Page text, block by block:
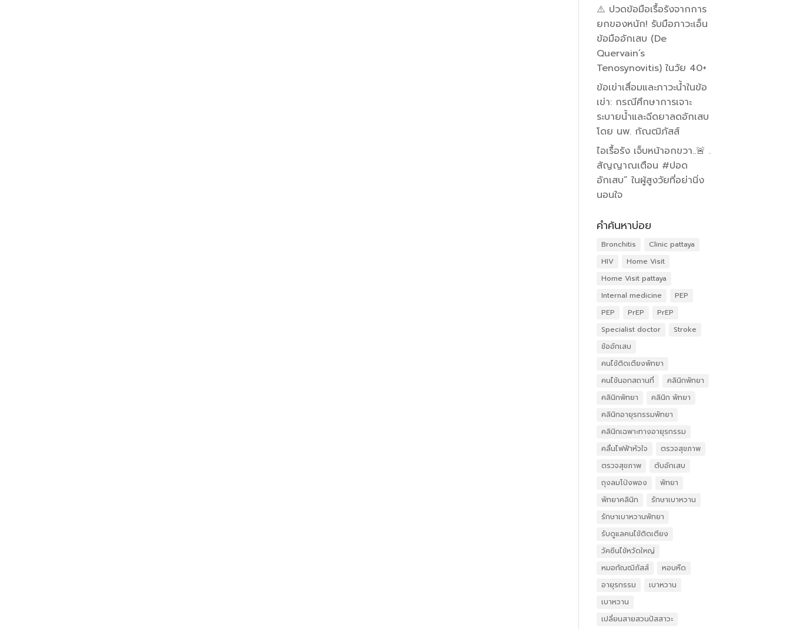
⚠️ ปวดข้อมือเรื้อรังจากการ
ยกของหนัก! รับมือภาวะเอ็น
ข้อมืออักเสบ (De
Quervain’s
Tenosynovitis) ในวัย 40+
ข้อเข่าเสื่อมและภาวะน้ำในข้อ
เข่า: กรณีศึกษาการเจาะ
ระบายน้ำและฉีดยาลดอักเสบ
โดย นพ. กัณฒิภัสส์
ไอเรื้อรัง เจ็บหน้าอกขวา..🚨 .
สัญญาณเตือน #ปอด
อักเสบ” ในผู้สูงวัยที่อย่านิ่ง
นอนใจ
คำค้นหาบ่อย
Bronchitis
Clinic pattaya
HIV
Home Visit
Home Visit pattaya
Internal medicine
PEP
PEP
PrEP
PrEP
Specialist doctor
Stroke
ข้ออักเสบ
คนไข้ติดเตียงพัทยา
คนไข้นอกสถานที่
คลินิกพัทยา
คลินิกพัทยา
คลินิก พัทยา
คลินิกอายุรกรรมพัทยา
คลินิกเฉพาะทางอายุรกรรม
คลื่นไฟฟ้าหัวใจ
ตรวจสุขภาพ
ตรวจสุขภาพ
ตับอักเสบ
ถุงลมโป่งพอง
พัทยา
พัทยาคลินิก
รักษาเบาหวาน
รักษาเบาหวานพัทยา
รับดูแลคนไข้ติดเตียง
วัคซีนไข้หวัดใหญ่
หมอกัณฒิภัสส์
หอบหืด
อายุรกรรม
เบาหวาน
เบาหวาน
เปลี่ยนสายสวนปัสสาวะ